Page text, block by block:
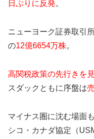
日ぶりに反発。
ニューヨーク証券取引
の12億6654万株。
高関税政策の先行きを
スダックともに序盤は
マイナス圏に沈む場面
シコ・カナダ協定（